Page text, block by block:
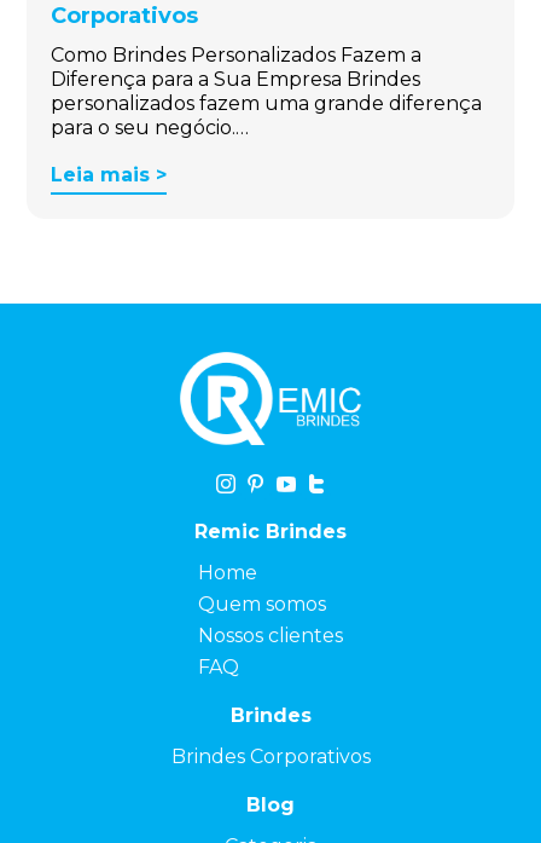
Corporativos
Como Brindes Personalizados Fazem a
Diferença para a Sua Empresa Brindes
personalizados fazem uma grande diferença
para o seu negócio.…
Leia mais >
Remic Brindes
Home
Quem somos
Nossos clientes
FAQ
Brindes
Brindes Corporativos
Blog